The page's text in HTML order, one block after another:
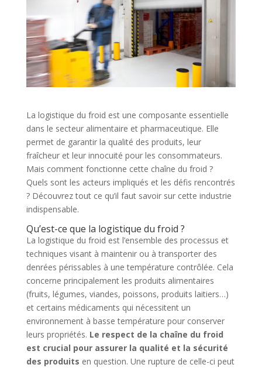
La logistique du froid est une composante essentielle
dans le secteur alimentaire et pharmaceutique. Elle
permet de garantir la qualité des produits, leur
fraîcheur et leur innocuité pour les consommateurs.
Mais comment fonctionne cette chaîne du froid ?
Quels sont les acteurs impliqués et les défis rencontrés
? Découvrez tout ce qu’il faut savoir sur cette industrie
indispensable.
Qu’est-ce que la logistique du froid ?
La logistique du froid est l’ensemble des processus et
techniques visant à maintenir ou à transporter des
denrées périssables à une température contrôlée. Cela
concerne principalement les produits alimentaires
(fruits, légumes, viandes, poissons, produits laitiers…)
et certains médicaments qui nécessitent un
environnement à basse température pour conserver
leurs propriétés. Le respect de la chaîne du froid
est crucial pour assurer la qualité et la sécurité
des produits en question. Une rupture de celle-ci peut